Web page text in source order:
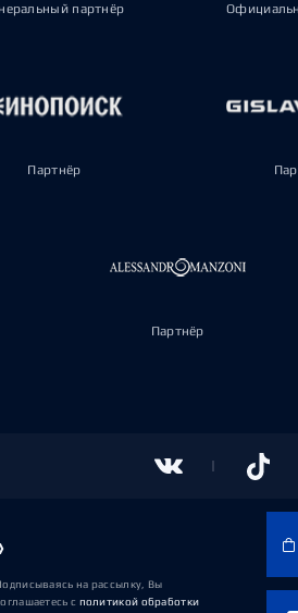
партнёр
Партнёр
Партнёр
на рассылку, Вы
с политикой обработки